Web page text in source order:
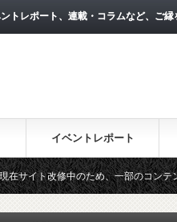
トレポート、連載・コラムなど、ご
トレポート、連載・コラムなど、ご
イベントレポート
コンテンツが表示されない場合があ